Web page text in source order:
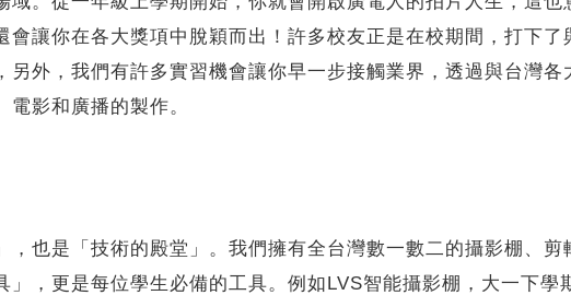
讓你在各大獎項中脫穎而出！許多校友正是在校期間，打下了
外，我們有許多實習機會讓你早一步接觸業界，透過與台灣各
影和廣播的製作。
也是「技術的殿堂」。我們擁有全台灣數一數二的攝影棚、剪
，更是每位學生必備的工具。例如LVS智能攝影棚，大一下學